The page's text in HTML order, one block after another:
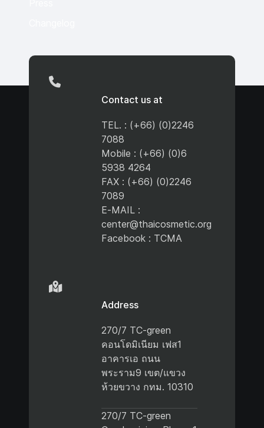
Contact us at
TEL. : (+66) (0)2246
7088
Mobile : (+66) (0)6
5938 4264
FAX : (+66) (0)2246
7089
E-MAIL :
center@thaicosmetic.org
Facebook : TCMA
Address
270/7 TC-green
คอนโดมิเนียม เฟส1
อาคารเอ ถนน
พระราม9 เขต/แขวง
ห้วยขวาง กทม. 10310
270/7 TC-green